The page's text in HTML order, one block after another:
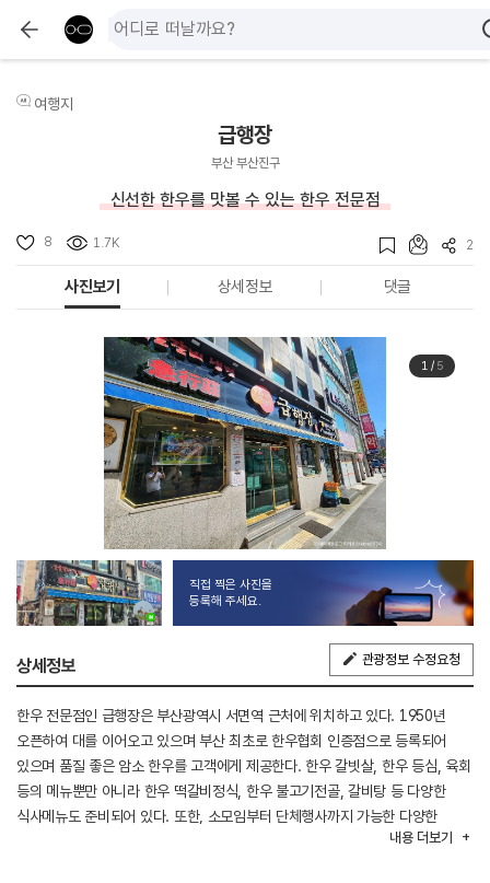
여행지
급행장
부산 부산진구
신선한 한우를 맛볼 수 있는 한우 전문점
8 1.7K 2
사진보기 상세정보 댓글
1/ 5
직접 찍은 사진을
등록해 주세요.
상세정보 관광정보 수정요청
한우 전문점인 급행장은 부산광역시 서면역 근처에 위치하고 있다. 1950년
오픈하여 대를 이어오고 있으며 부산 최초로 한우협회 인증점으로 등록되어
있으며 품질 좋은 암소 한우를 고객에게 제공한다. 한우 갈빗살, 한우 등심, 육회
등의 메뉴뿐만 아니라 한우 떡갈비정식, 한우 불고기전골, 갈비탕 등 다양한
식사메뉴도 준비되어 있다. 또한, 소모임부터 단체행사까지 가능한 다양한
공간이 준비되어 있다. 전용 주차장을 구비하고 있어 차량으로도 방문이
내용 더보기